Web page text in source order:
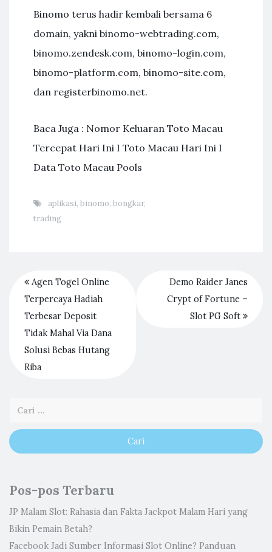
Binomo terus hadir kembali bersama 6
domain, yakni binomo-webtrading.com,
binomo.zendesk.com, binomo-login.com,
binomo-platform.com, binomo-site.com,
dan registerbinomo.net.
Baca Juga : Nomor Keluaran Toto Macau
Tercepat Hari Ini I Toto Macau Hari Ini I
Data Toto Macau Pools
aplikasi, binomo, bongkar,
trading
Agen Togel Online
Terpercaya Hadiah
Terbesar Deposit
Tidak Mahal Via Dana
Solusi Bebas Hutang
Riba
Demo Raider Janes
Crypt of Fortune –
Slot PG Soft
Pos-pos Terbaru
JP Malam Slot: Rahasia dan Fakta Jackpot Malam Hari yang
Bikin Pemain Betah?
Facebook Jadi Sumber Informasi Slot Online? Panduan